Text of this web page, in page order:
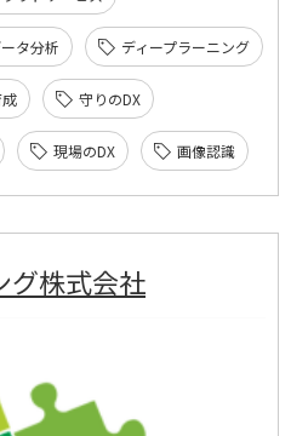
タ分析 ディープラーニング
守りのDX
現場のDX 画像認識
グ株式会社